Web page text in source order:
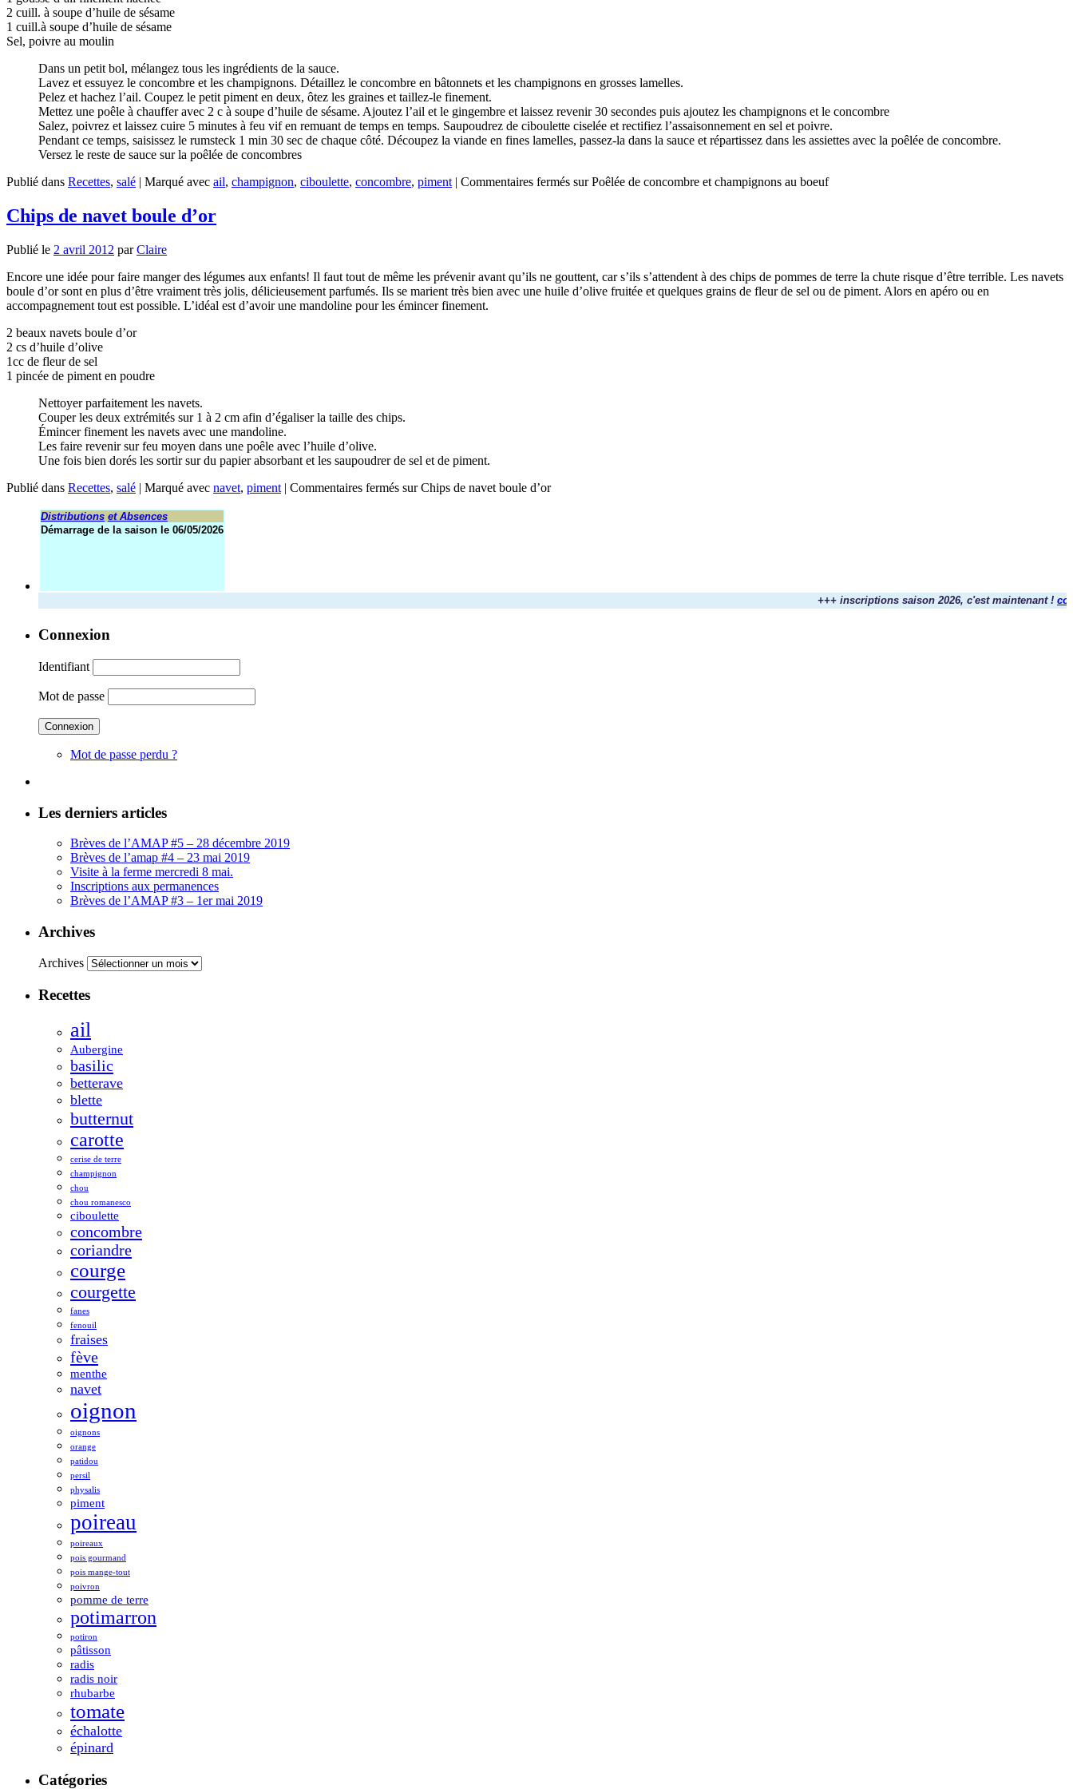
2 cuill. à soupe d’huile de sésame
1 cuill.à soupe d’huile de sésame
Sel, poivre au moulin
Dans un petit bol, mélangez tous les ingrédients de la sauce.
Lavez et essuyez le concombre et les champignons. Détaillez le concombre en bâtonnets et les champignons en grosses lamelles.
Pelez et hachez l’ail. Coupez le petit piment en deux, ôtez les graines et taillez-le finement.
Mettez une poêle à chauffer avec 2 c à soupe d’huile de sésame. Ajoutez l’ail et le gingembre et laissez revenir 30 secondes puis ajoutez les champignons et le concombre
Salez, poivrez et laissez cuire 5 minutes à feu vif en remuant de temps en temps. Saupoudrez de ciboulette ciselée et rectifiez l’assaisonnement en sel et poivre.
Pendant ce temps, saisissez le rumsteck 1 min 30 sec de chaque côté. Découpez la viande en fines lamelles, passez-la dans la sauce et répartissez dans les assiettes avec la poêlée de concombre.
Versez le reste de sauce sur la poêlée de concombres
Publié dans Recettes, salé | Marqué avec ail, champignon, ciboulette, concombre, piment | Commentaires fermés sur Poêlée de concombre et champignons au boeuf
Chips de navet boule d’or
Publié le 2 avril 2012 par Claire
Encore une idée pour faire manger des légumes aux enfants! Il faut tout de même les prévenir avant qu’ils ne gouttent, car s’ils s’attendent à des chips de pommes de terre la chute risque d’être terrible. Les navets
boule d’or sont en plus d’être vraiment très jolis, délicieusement parfumés. Ils se marient très bien avec une huile d’olive fruitée et quelques grains de fleur de sel ou de piment. Alors en apéro ou en
accompagnement tout est possible. L’idéal est d’avoir une mandoline pour les émincer finement.
2 beaux navets boule d’or
2 cs d’huile d’olive
1cc de fleur de sel
1 pincée de piment en poudre
Nettoyer parfaitement les navets.
Couper les deux extrémités sur 1 à 2 cm afin d’égaliser la taille des chips.
Émincer finement les navets avec une mandoline.
Les faire revenir sur feu moyen dans une poêle avec l’huile d’olive.
Une fois bien dorés les sortir sur du papier absorbant et les saupoudrer de sel et de piment.
Publié dans Recettes, salé | Marqué avec navet, piment | Commentaires fermés sur Chips de navet boule d’or
Distributions et Absences
Démarrage de la saison le 06/05/2026
+++ inscriptions saison 2026, c'est maintenant !
Connexion
Identifiant
Mot de passe
Mot de passe perdu ?
Les derniers articles
Brèves de l’AMAP #5 – 28 décembre 2019
Brèves de l’amap #4 – 23 mai 2019
Visite à la ferme mercredi 8 mai.
Inscriptions aux permanences
Brèves de l’AMAP #3 – 1er mai 2019
Archives
Archives
Recettes
ail
Aubergine
basilic
betterave
blette
butternut
carotte
cerise de terre
champignon
chou
chou romanesco
ciboulette
concombre
coriandre
courge
courgette
fanes
fenouil
fraises
fève
menthe
navet
oignon
oignons
orange
patidou
persil
physalis
piment
poireau
poireaux
pois gourmand
pois mange-tout
poivron
pomme de terre
potimarron
potiron
pâtisson
radis
radis noir
rhubarbe
tomate
échalotte
épinard
Catégories